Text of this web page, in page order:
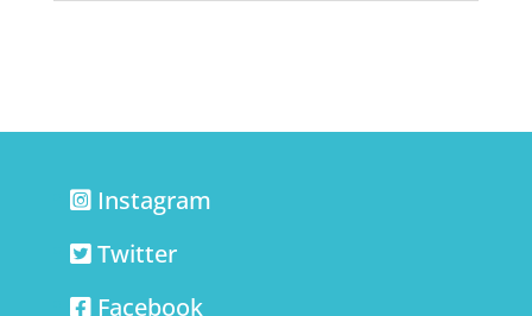
Instagram
Twitter
Facebook